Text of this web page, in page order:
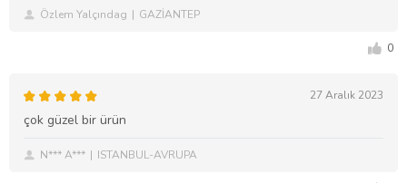
Özlem Yalçındag GAZİANTEP
0
27 Aralık 2023
çok güzel bir ürün
N*** A*** ISTANBUL-AVRUPA